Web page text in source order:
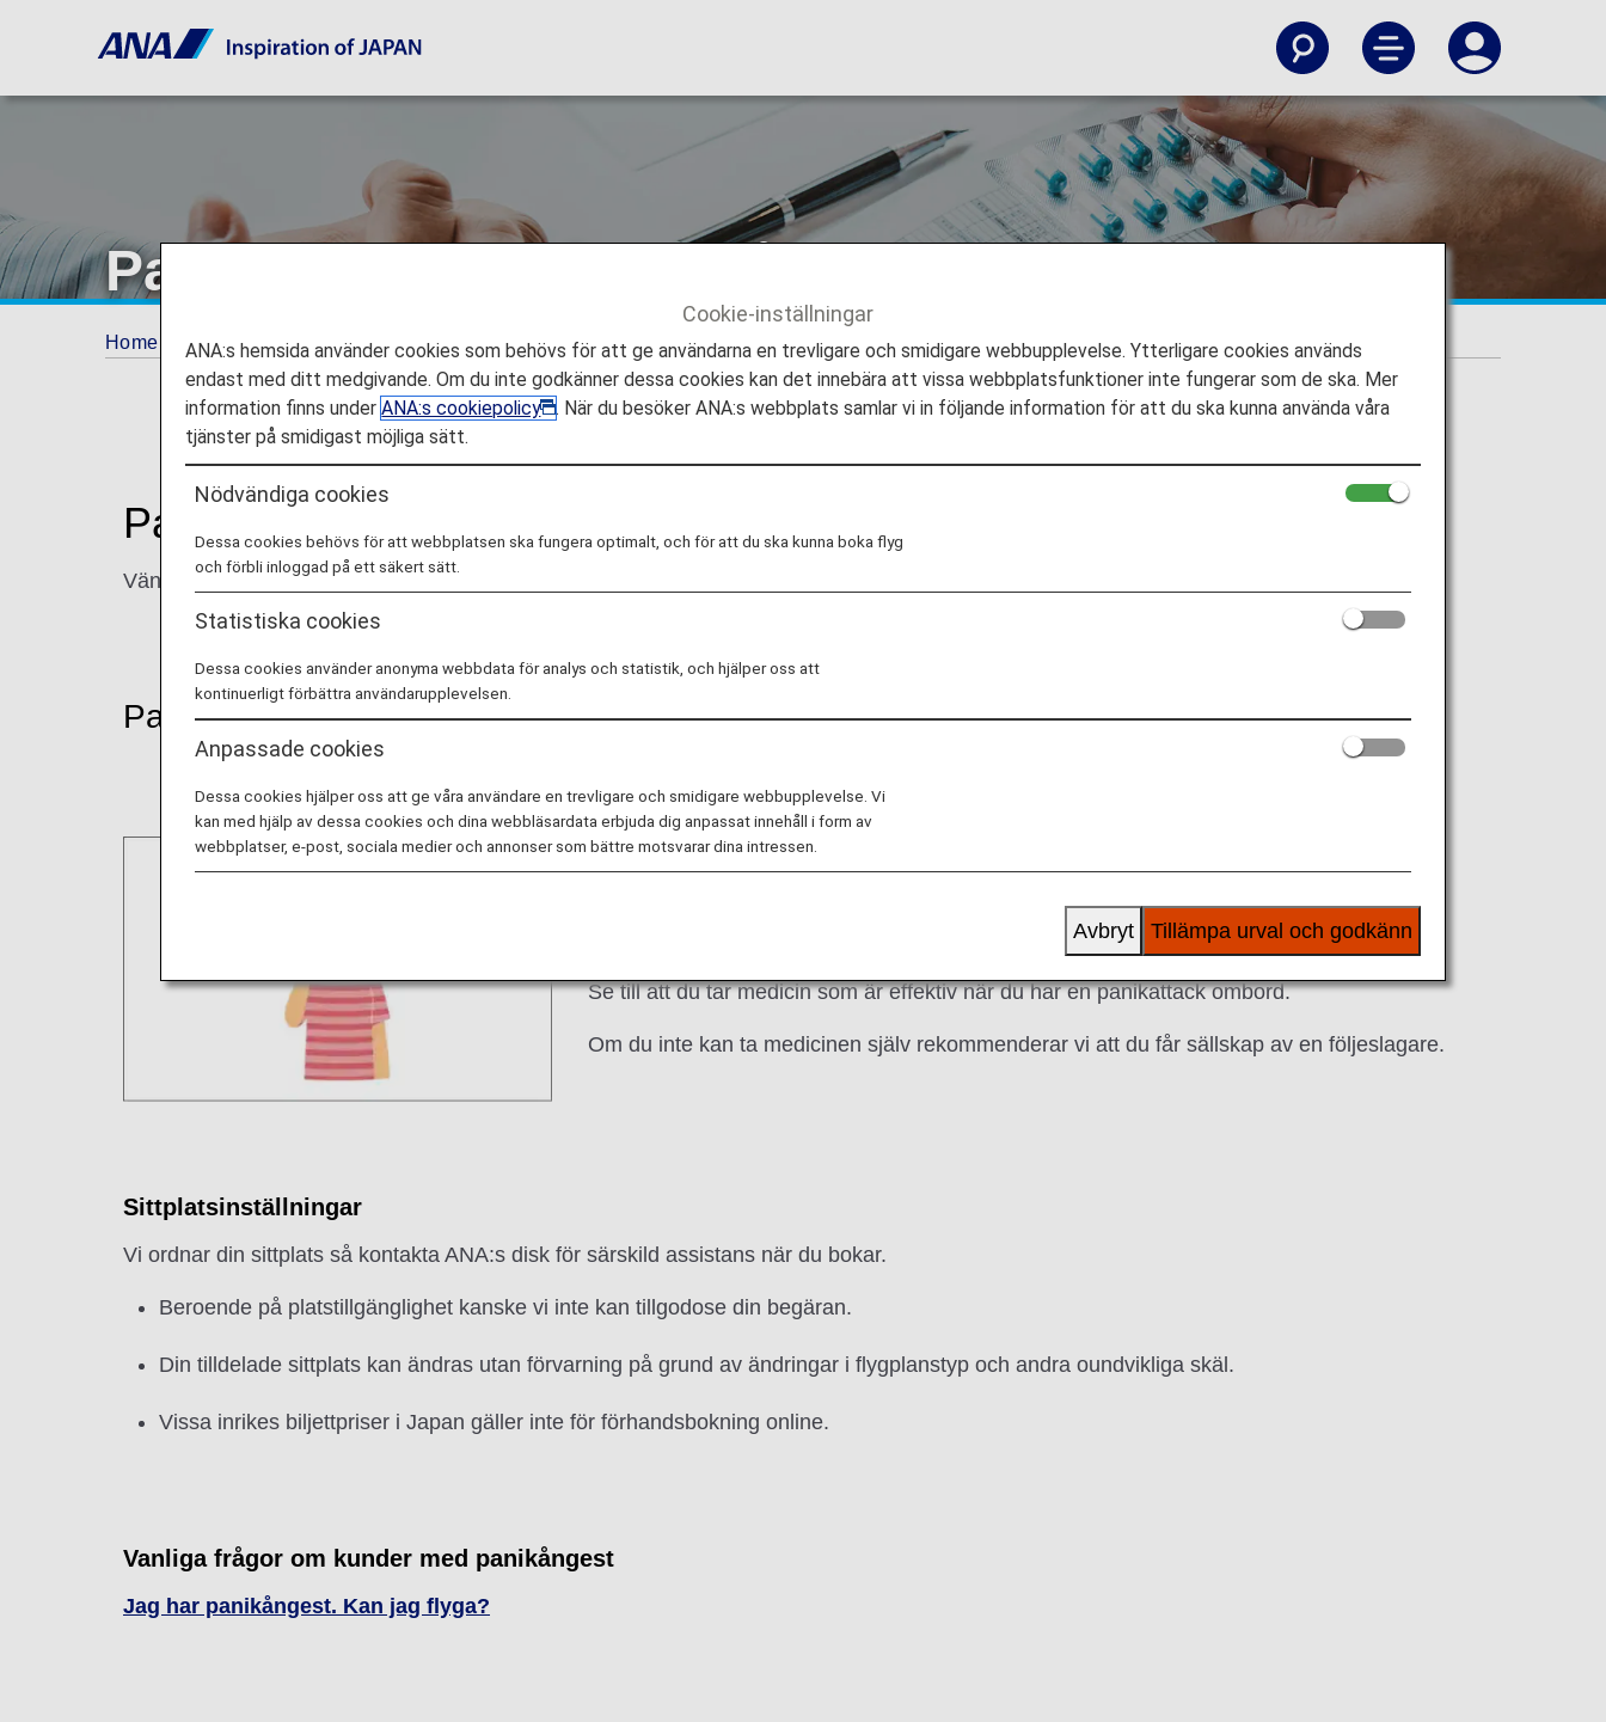
Passagerare med panikångest
Home Reseinformation SÄRSKILD ASSISTANS Kunder med medicinska krav Passagerare med panikångest
Passagerare med panikångest
Vänligen informera oss om du behöver hjälp.
Passagerare med paniksyndrom ombord på ett flygplan
Informera oss om ditt tillstånd eller om du behöver hjälp.
Rådgör med din läkare om du är i stånd att resa och vad som ska göras om du får en
Se till att du tar medicin som är effektiv när du har en panikattack ombord.
Om du inte kan ta medicinen själv rekommenderar vi att du får sällskap av en följeslagare.
Sittplatsinställningar
Vi ordnar din sittplats så kontakta ANA:s disk för särskild assistans när du bokar.
Beroende på platstillgänglighet kanske vi inte kan tillgodose din begäran.
Din tilldelade sittplats kan ändras utan förvarning på grund av ändringar i flygplanstyp och andra oundvikliga skäl.
Vissa inrikes biljettpriser i Japan gäller inte för förhandsbokning online.
Vanliga frågor om kunder med panikångest
Jag har panikångest. Kan jag flyga?
Cookie-inställningar
ANA:s hemsida använder cookies som behövs för att ge användarna en trevligare och smidigare webbupplevelse. Ytterligare cookies används
endast med ditt medgivande. Om du inte godkänner dessa cookies kan det innebära att vissa webbplatsfunktioner inte fungerar som de ska. Mer
information finns underANA:s cookiepolicy
. När du besöker ANA:s webbplats samlar vi in följande information för att du ska kunna använda våra
tjänster på smidigast möjliga sätt.
Nödvändiga cookies
Dessa cookies behövs för att webbplatsen ska fungera optimalt, och för att du ska kunna boka flyg
och förbli inloggad på ett säkert sätt.
Statistiska cookies
Dessa cookies använder anonyma webbdata för analys och statistik, och hjälper oss att
kontinuerligt förbättra användarupplevelsen.
Anpassade cookies
Dessa cookies hjälper oss att ge våra användare en trevligare och smidigare webbupplevelse. Vi
kan med hjälp av dessa cookies och dina webbläsardata erbjuda dig anpassat innehåll i form av
webbplatser, e-post, sociala medier och annonser som bättre motsvarar dina intressen.
Tillämpa urval och godkänn
Avbryt